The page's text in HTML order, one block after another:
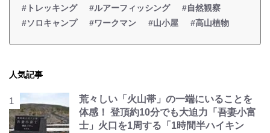
#トレッキング
#ルアーフィッシング
#自然観察
#ソロキャンプ
#ワークマン #山小屋 #高山植物
人気記事
荒々しい「火山帯」の一端にいることを
体感！ 登頂約10分でも大迫力「吾妻小富
士」火口を1周する「1時間半ハイキン